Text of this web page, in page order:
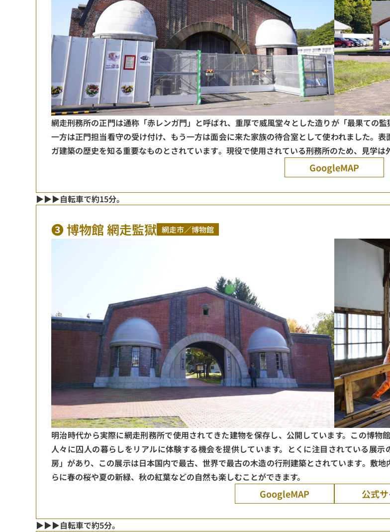
網走刑務所の正門は通称「赤レンガ門」と呼ばれ、重厚で威風堂々とした造りが「最果ての
一方は正門担当看守の受け付け、もう一方は面会に来た家族の待合室として使われました。
ガ建築の歴史を知る重要なものとされています​​。現役で使用されている刑務所のため、見学は
GoogleMAP
▶▶▶自転車で約15分。
❸ 博物館 網走監獄 網走市／博物館
明治時代から実際に網走刑務所で使用されてきた建物を保存し、公開しています。この博
人々に囚人の暮らしをリアルに体験する機会を提供しています。とくに注目されている展
房」があり、この展示は日本国内で最古、世界で最古の木造の行刑建築とされています​。敷
らに春の桜や夏の新緑、秋の紅葉などの自然も楽しむことができます。
GoogleMAP 公式
▶▶▶自転車で約5分。